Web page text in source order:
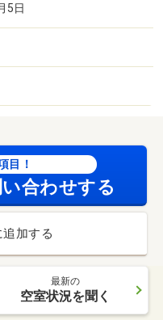
5日
目！
合わせする
加する
最新の
空室状況を聞く